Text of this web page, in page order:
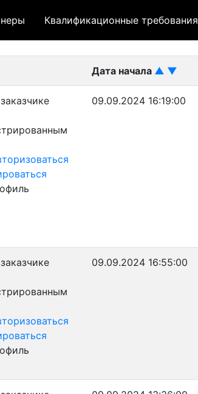
Квалификационные требования
Дата начала ▲ ▼
09.09.2024 16:19:00
09.09.2024 16:55:00